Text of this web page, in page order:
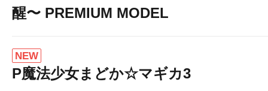
醒〜 PREMIUM MODEL
NEW
P魔法少女まどか☆マギカ3